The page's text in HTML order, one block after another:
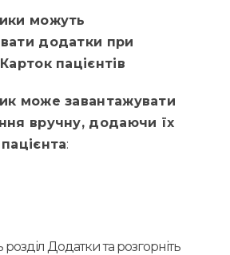
можуть
додатки при
пацієнтів
може завантажувати
вручну, додаючи їх
:
розділ Додатки та розгорніть